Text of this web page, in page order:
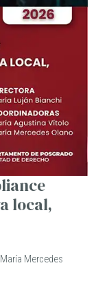
local,
María Mercedes